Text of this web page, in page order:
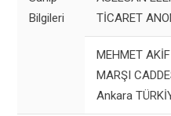
Bilgileri
TİCARET
MEHMET
MARŞI
Ankara